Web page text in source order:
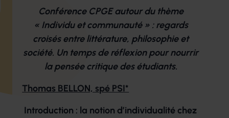
Conférence CPGE autour du thème
« Individu et communauté » : regards
croisés entre littérature, philosophie et
société. Un temps de réflexion pour nourrir
la pensée critique des étudiants.
Thomas BELLON, spé PSI*
Introduction : la notion d’individualité chez